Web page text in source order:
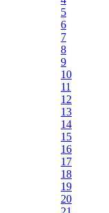
5
6
7
8
9
10
11
12
13
14
15
16
17
18
19
20